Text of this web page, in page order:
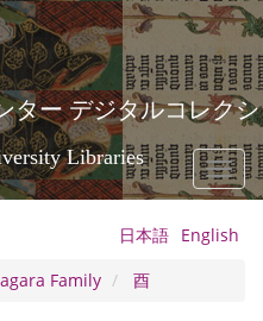
ター デジタルコレクシ
Libraries
Toggle
日本語 English
Family 酉